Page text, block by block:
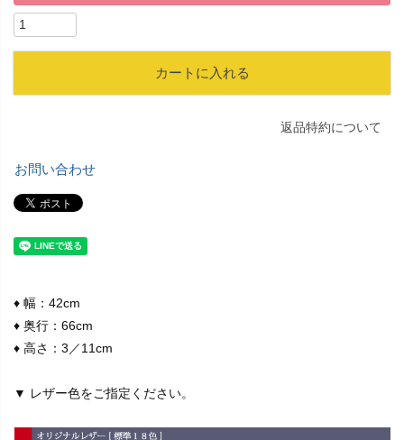
)
カートに入れる
返品特約について
お問い合わせ
♦ 幅：42cm
♦ 奥行：66cm
♦ 高さ：3／11cm
▼ レザー色をご指定ください。